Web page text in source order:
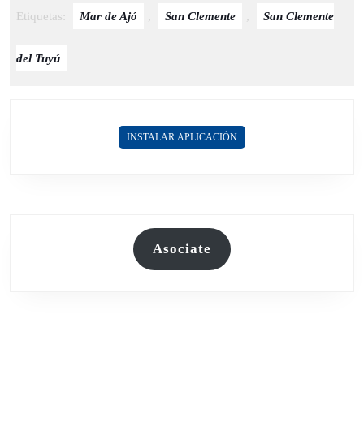
Etiquetas: Mar de Ajó , San Clemente , San Clemente
del Tuyú
INSTALAR APLICACIÓN
Asociate